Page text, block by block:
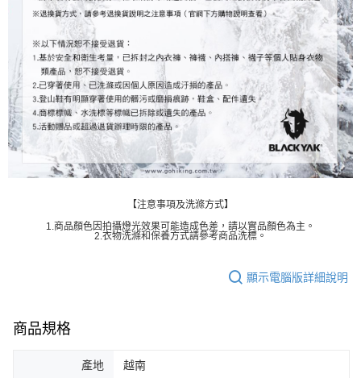
【注意事項及洗滌方式】
1.商品顏色因拍攝燈光效果可能造成色差，請以實品顏色為主。
2.衣物洗滌和保養方式請參考商品洗標。
顯示電腦版詳細說明
商品規格
產地 越南